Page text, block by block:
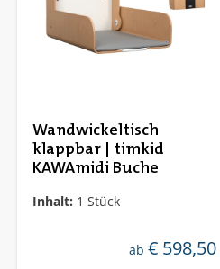
Wandwickeltisch
klappbar | timkid
KAWAmidi Buche
Inhalt: 1 Stück
regulärer preis:
ab € 598,50